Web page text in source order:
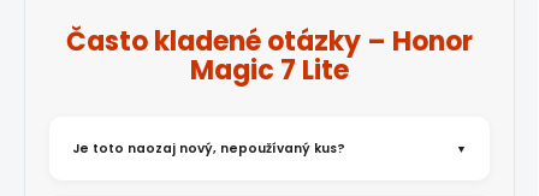
Často kladené otázky – Honor
Magic 7 Lite
Je toto naozaj nový, nepoužívaný kus?